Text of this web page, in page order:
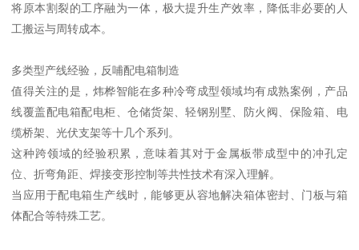
将原本割裂的工序融为一体，极大提升生产效率，降低非必要的人
工搬运与周转成本。
多类型产线经验，反哺配电箱制造
值得关注的是，炜桦智能在多种冷弯成型领域均有成熟案例，产品
线覆盖配电箱配电柜、仓储货架、轻钢别墅、防火阀、保险箱、电
缆桥架、光伏支架等十几个系列。
这种跨领域的经验积累，意味着其对于金属板带成型中的冲孔定
位、折弯角距、焊接变形控制等共性技术有深入理解。
当应用于配电箱生产线时，能够更从容地解决箱体密封、门板与箱
体配合等特殊工艺。